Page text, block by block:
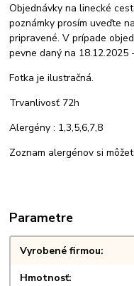
Objednávky na linecké
poznámky prosím uveďte
pripravené. V prípade
pevne daný na 18.12.2025
Fotka je ilustračná.
Trvanlivosť 72h
Alergény : 1,3,5,6,7,8
Zoznam alergénov si
Parametre
Vyrobené firmou
Hmotnosť